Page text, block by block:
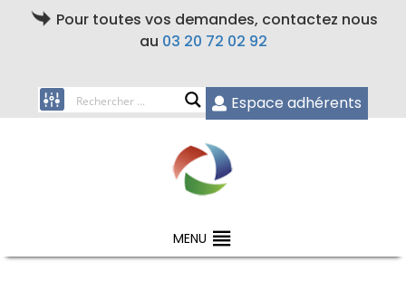
Pour toutes vos demandes, contactez nous
au 03 20 72 02 92
Espace adhérents
MENU